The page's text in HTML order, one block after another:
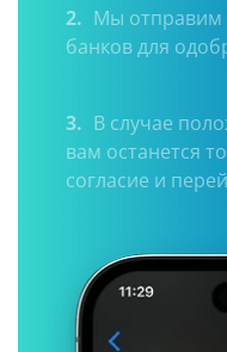
2. Мы отправим
банков для
3. В случае
вам останется
согласие и